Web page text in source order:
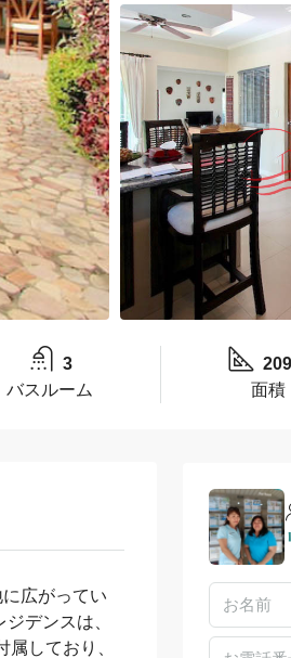
3
バスルーム
面積
広がってい
ジデンスは、
しており、